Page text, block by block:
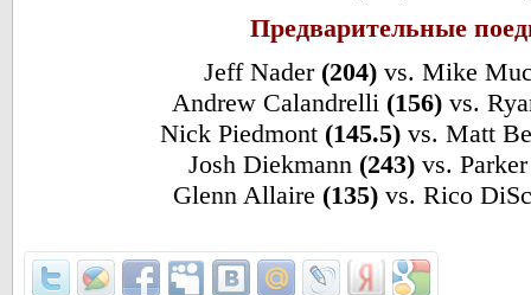
Предварительные
Jeff Nader (204) vs. Mike
Andrew Calandrelli (156) vs.
Nick Piedmont (145.5)vs. Matt
Josh Diekmann (243) vs.
Glenn Allaire (135) vs. Rico